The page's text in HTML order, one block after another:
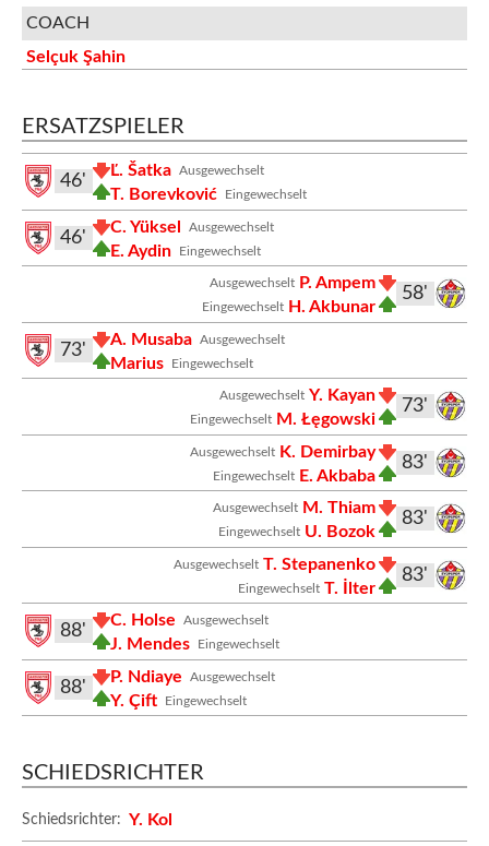
COACH
Selçuk Şahin
ERSATZSPIELER
Ausgewechselt
Ľ. Šatka
Eingewechselt
T. Borevković
46'
Ausgewechselt
C. Yüksel
Eingewechselt
E. Aydin
46'
58'
Ausgewechselt P. Ampem
Eingewechselt H. Akbunar
Ausgewechselt
A. Musaba
Eingewechselt
Marius
73'
73'
Ausgewechselt Y. Kayan
Eingewechselt M. Łęgowski
83'
Ausgewechselt K. Demirbay
Eingewechselt E. Akbaba
83'
Ausgewechselt M. Thiam
Eingewechselt U. Bozok
83'
Ausgewechselt T. Stepanenko
Eingewechselt T. İlter
Ausgewechselt
C. Holse
Eingewechselt
J. Mendes
88'
Ausgewechselt
P. Ndiaye
Eingewechselt
Y. Çift
88'
SCHIEDSRICHTER
Schiedsrichter: Y. Kol